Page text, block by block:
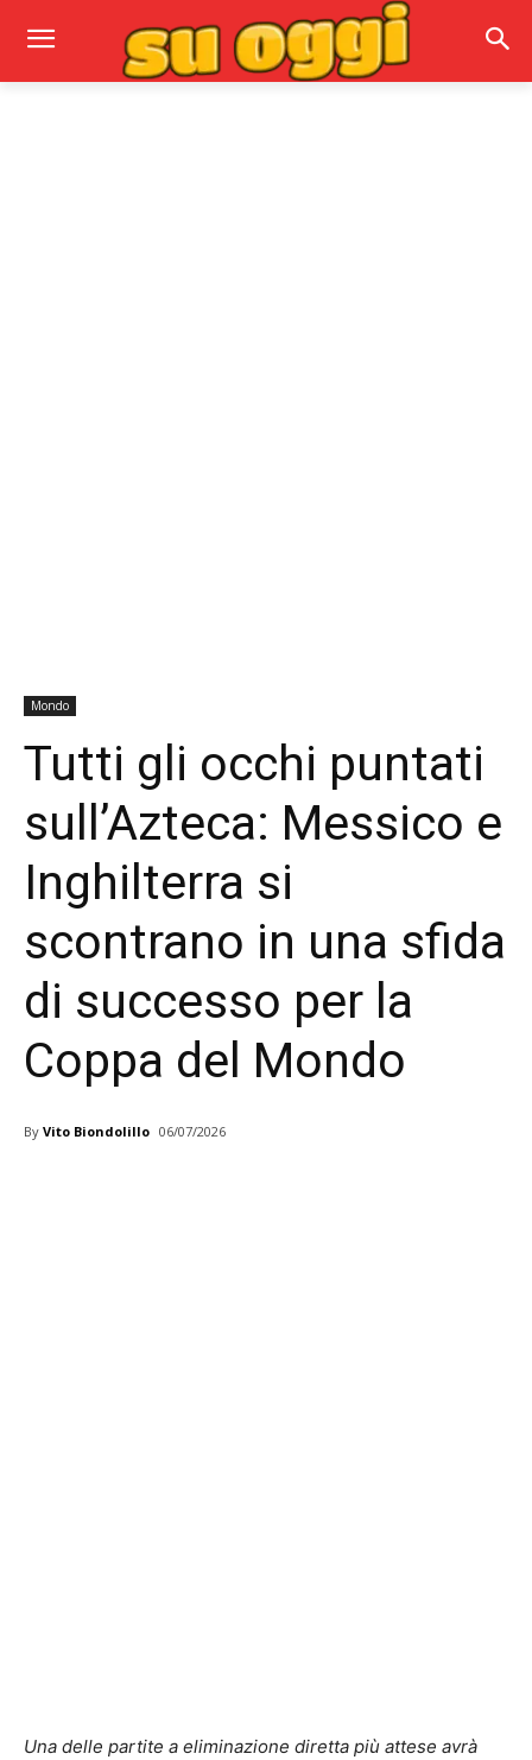
Mondo
Tutti gli occhi puntati
sull’Azteca: Messico e
Inghilterra si
scontrano in una sfida
di successo per la
Coppa del Mondo
By Vito Biondolillo 06/07/2026
Una delle partite a eliminazione diretta più attese avrà